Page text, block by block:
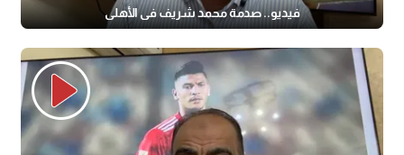
فيديو.. صدمة محمد شريف في الأهلي